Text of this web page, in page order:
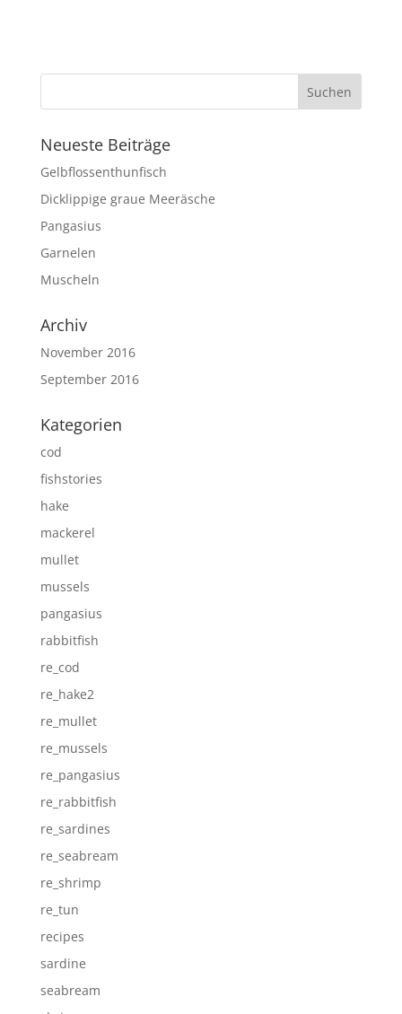
Neueste Beiträge
Gelbflossenthunfisch
Dicklippige graue Meeräsche
Pangasius
Garnelen
Muscheln
Archiv
November 2016
September 2016
Kategorien
cod
fishstories
hake
mackerel
mullet
mussels
pangasius
rabbitfish
re_cod
re_hake2
re_mullet
re_mussels
re_pangasius
re_rabbitfish
re_sardines
re_seabream
re_shrimp
re_tun
recipes
sardine
seabream